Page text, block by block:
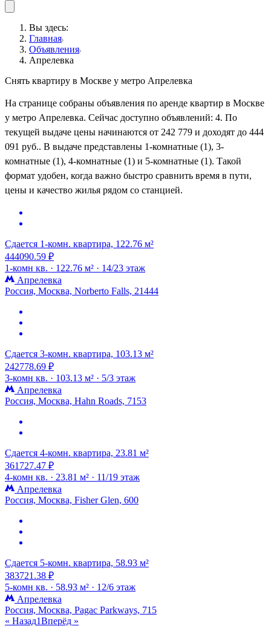
Вы здесь:
Главная
Объявления
Апрелевка
Снять квартиру в Москве у метро Апрелевка
На странице собраны объявления по аренде квартир в Москве
у метро Апрелевка. Сейчас доступно объявлений: 4. По
текущей выдаче цены начинаются от 242 779 и доходят до 444
091 руб.. В выдаче представлены 1-комнатные (1), 3-
комнатные (1), 4-комнатные (1) и 5-комнатные (1). Такой
формат удобен, когда важно быстро сравнить время в пути,
цены и качество жилья рядом со станцией.
Сдается 1-комн. квартира, 122.76 м²
444090.59 ₽
1-комн кв. · 122.76 м² · 14/23 этаж
Апрелевка
Россия, Москва, Norberto Falls, 21444
Сдается 3-комн. квартира, 103.13 м²
242778.69 ₽
3-комн кв. · 103.13 м² · 5/3 этаж
Апрелевка
Россия, Москва, Hahn Roads, 7153
Сдается 4-комн. квартира, 23.81 м²
361727.47 ₽
4-комн кв. · 23.81 м² · 11/19 этаж
Апрелевка
Россия, Москва, Fisher Glen, 600
Сдается 5-комн. квартира, 58.93 м²
383721.38 ₽
5-комн кв. · 58.93 м² · 12/6 этаж
Апрелевка
Россия, Москва, Pagac Parkways, 715
« Назад1Вперёд »